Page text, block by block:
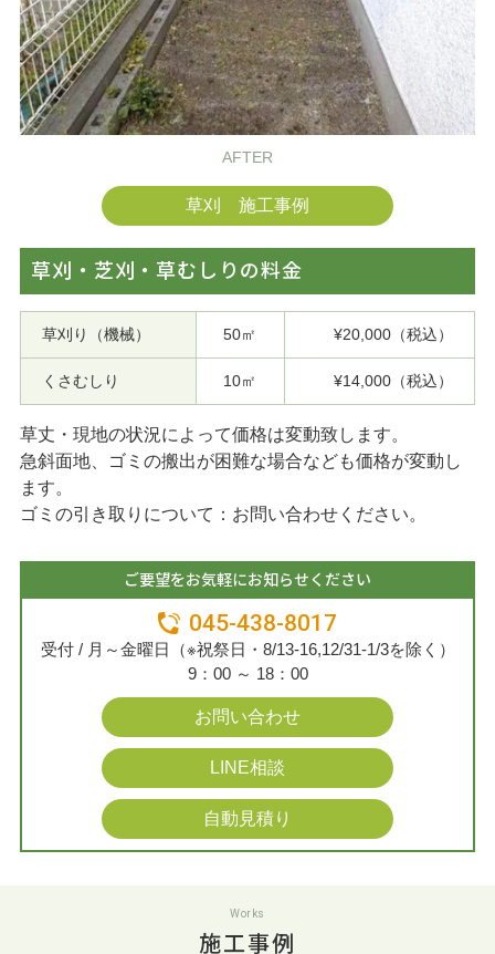
AFTER
草刈 施工事例
草刈・芝刈・草むしりの料金
草刈り（機械） 50㎡ ¥20,000（税込）
くさむしり 10㎡ ¥14,000（税込）
草丈・現地の状況によって価格は変動致します。
急斜面地、ゴミの搬出が困難な場合なども価格が変動し
ます。
ゴミの引き取りについて：お問い合わせください。
ご要望をお気軽にお知らせください
045-438-8017
受付 / 月～金曜日（※祝祭日・8/13-16,12/31-1/3を除く）
9：00 ～ 18：00
お問い合わせ
LINE相談
自動見積り
Works
施工事例